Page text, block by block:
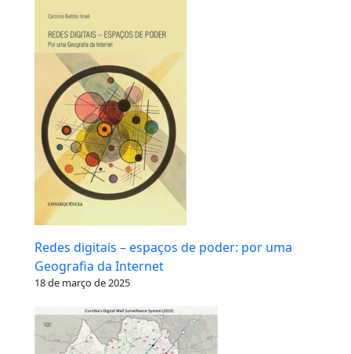
Redes digitais – espaços de poder: por uma
Geografia da Internet
18 de março de 2025